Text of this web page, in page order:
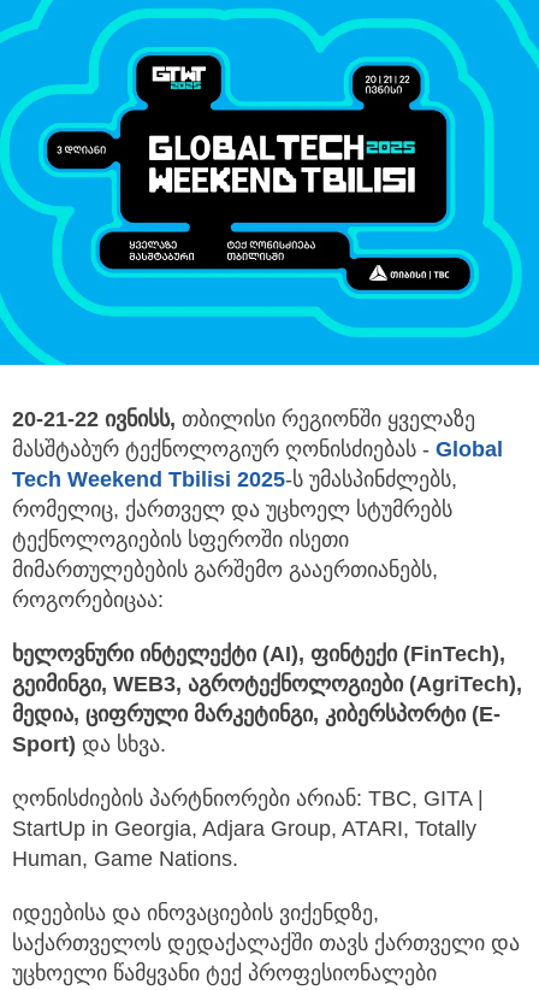
20-21-22 ივნისს, თბილისი რეგიონში ყველაზე
მასშტაბურ ტექნოლოგიურ ღონისძიებას - Global
Tech Weekend Tbilisi 2025-ს უმასპინძლებს,
რომელიც, ქართველ და უცხოელ სტუმრებს
ტექნოლოგიების სფეროში ისეთი
მიმართულებების გარშემო გააერთიანებს,
როგორებიცაა:
ხელოვნური ინტელექტი(AI), ფინტექი(FinTech),
გეიმინგი, WEB3, აგროტექნოლოგიები(AgriTech),
მედია, ციფრული მარკეტინგი, კიბერსპორტი (E-
Sport) და სხვა.
ღონისძიების პარტნიორები არიან: TBC, GITA |
StartUp in Georgia, Adjara Group, ATARI, Totally
Human, Game Nations.
იდეებისა და ინოვაციების ვიქენდზე,
საქართველოს დედაქალაქში თავს ქართველი და
უცხოელი წამყვანი ტექ პროფესიონალები